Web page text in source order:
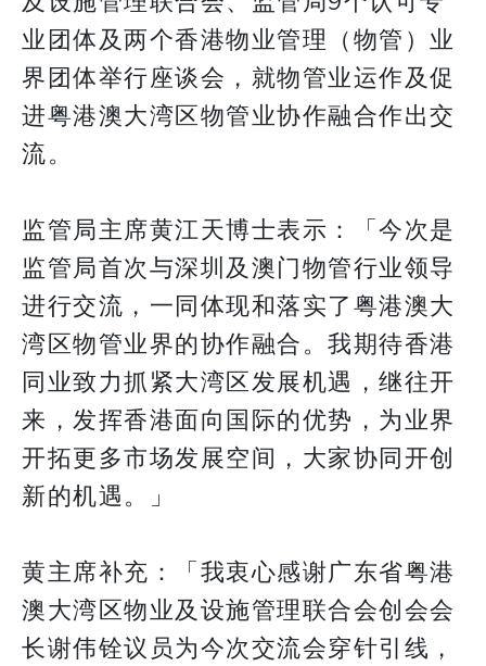
业团体及两个香港物业管理（物管）业
界团体举行座谈会，就物管业运作及促
进粤港澳大湾区物管业协作融合作出交
流。
监管局主席黄江天博士表示：「今次是
监管局首次与深圳及澳门物管行业领导
进行交流，一同体现和落实了粤港澳大
湾区物管业界的协作融合。我期待香港
同业致力抓紧大湾区发展机遇，继往开
来，发挥香港面向国际的优势，为业界
开拓更多市场发展空间，大家协同开创
新的机遇。」
黄主席补充：「我衷心感谢广东省粤港
澳大湾区物业及设施管理联合会创会会
长谢伟铨议员为今次交流会穿针引线，